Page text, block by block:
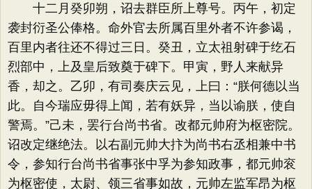
十二月癸卯朔，诏去群臣所上尊号。丙午，初定
袭封衍圣公俸格。命外官去所属百里外者不许参谒，
百里内者往还不得过三日。癸丑，立太祖射碑于纥石
烈部中，上及皇后致奠于碑下。甲寅，野人来献异
香，却之。乙卯，有司奏庆云见，上曰：“朕何德以当
此。自今瑞应毋得上闻，若有妖异，当以谕朕，使自
警焉。”己未，罢行台尚书省。改都元帅府为枢密院。
诏改定继绝法。以右副元帅大抃为尚书右丞相兼中书
令，参知行台尚书省事张中孚为参知政事，都元帅衮
为枢密使，太尉、领三省事如故，元帅左监军昂为枢